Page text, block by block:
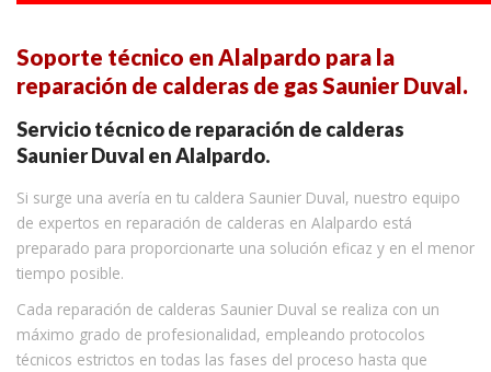
Soporte técnico en Alalpardo para la
reparación de calderas de gas Saunier Duval.
Servicio técnico de reparación de calderas
Saunier Duval en Alalpardo.
Si surge una avería en tu caldera Saunier Duval, nuestro equipo
de expertos en reparación de calderas en Alalpardo está
preparado para proporcionarte una solución eficaz y en el menor
tiempo posible.
Cada reparación de calderas Saunier Duval se realiza con un
máximo grado de profesionalidad, empleando protocolos
técnicos estrictos en todas las fases del proceso hasta que